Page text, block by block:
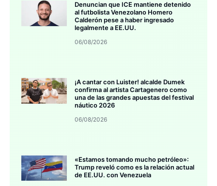
Denuncian que ICE mantiene detenido
al futbolista Venezolano Homero
Calderón pese a haber ingresado
legalmente a EE.UU.
06/08/2026
¡A cantar con Luister! alcalde Dumek
confirma al artista Cartagenero como
una de las grandes apuestas del festival
náutico 2026
06/08/2026
«Estamos tomando mucho petróleo»:
Trump reveló como es la relación actual
de EE.UU. con Venezuela